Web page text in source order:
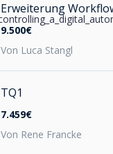
Erweiterung
9.500€
Von Luca Stangl
TQ1
7.459€
Von Rene Francke